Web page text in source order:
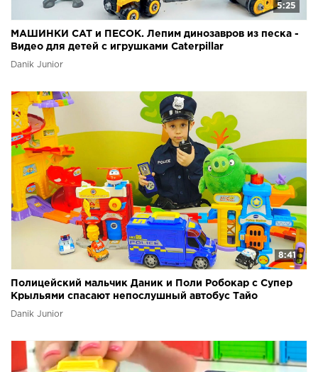
5:25
МАШИНКИ CAT и ПЕСОК. Лепим динозавров из песка -
Видео для детей с игрушками Caterpillar
Danik Junior
8:41
Полицейский мальчик Даник и Поли Робокар с Супер
Крыльями спасают непослушный автобус Тайо
Danik Junior